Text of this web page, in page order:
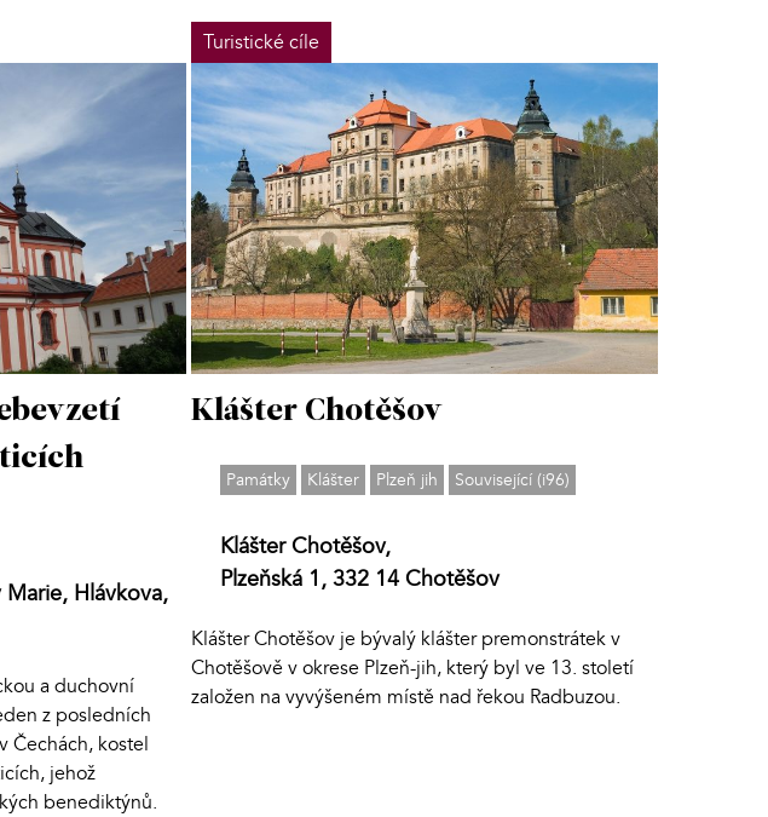
Hlávkova,
a duchovní
z posledních
Čechách, kostel
jehož
benediktýnů.
Turistické cíle
Klášter Chotěšov
Památky Klášter Plzeň jih Související (i96)
Klášter Chotěšov,
Plzeňská 1, 332 14 Chotěšov
Klášter Chotěšov je bývalý klášter premonstrátek v
Chotěšově v okrese Plzeň-jih, který byl ve 13. století
založen na vyvýšeném místě nad řekou Radbuzou.